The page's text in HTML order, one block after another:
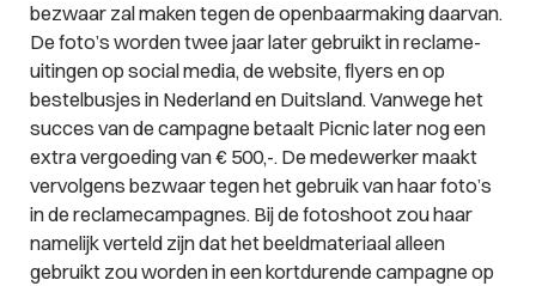
bezwaar zal maken tegen de openbaarmaking daarvan.
De foto’s worden twee jaar later gebruikt in reclame-
uitingen op social media, de website, flyers en op
bestelbusjes in Nederland en Duitsland. Vanwege het
succes van de campagne betaalt Picnic later nog een
extra vergoeding van € 500,-. De medewerker maakt
vervolgens bezwaar tegen het gebruik van haar foto’s
in de reclamecampagnes. Bij de fotoshoot zou haar
namelijk verteld zijn dat het beeldmateriaal alleen
gebruikt zou worden in een kortdurende campagne op